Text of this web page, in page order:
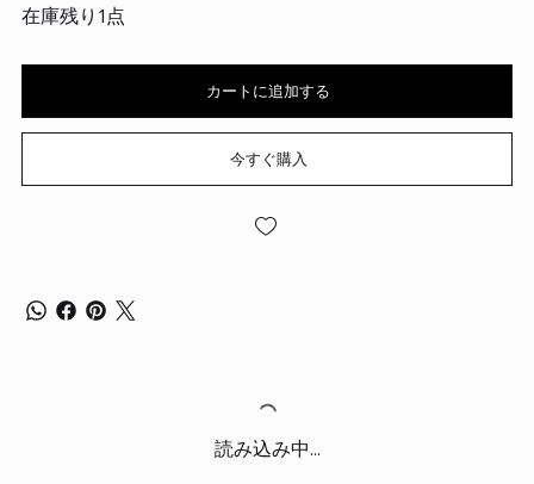
在庫残り1点
カートに追加する
今すぐ購入
読み込み中...